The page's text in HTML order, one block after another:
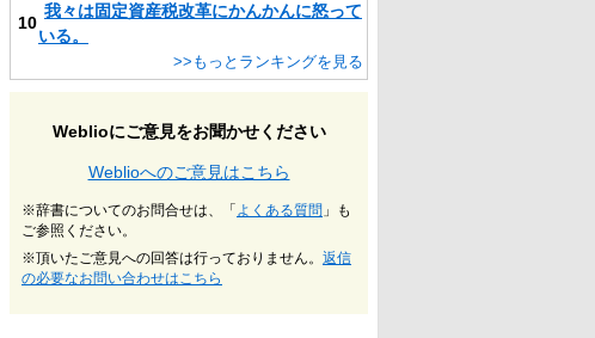
10
我々は固定資産税改革にかんかんに怒って
いる。
>>もっとランキングを見る
Weblioにご意見をお聞かせください
Weblioへのご意見はこちら
※辞書についてのお問合せは、「 よくある質問 」も
ご参照ください。
※頂いたご意見への回答は行っておりません。 返信
の必要なお問い合わせはこちら